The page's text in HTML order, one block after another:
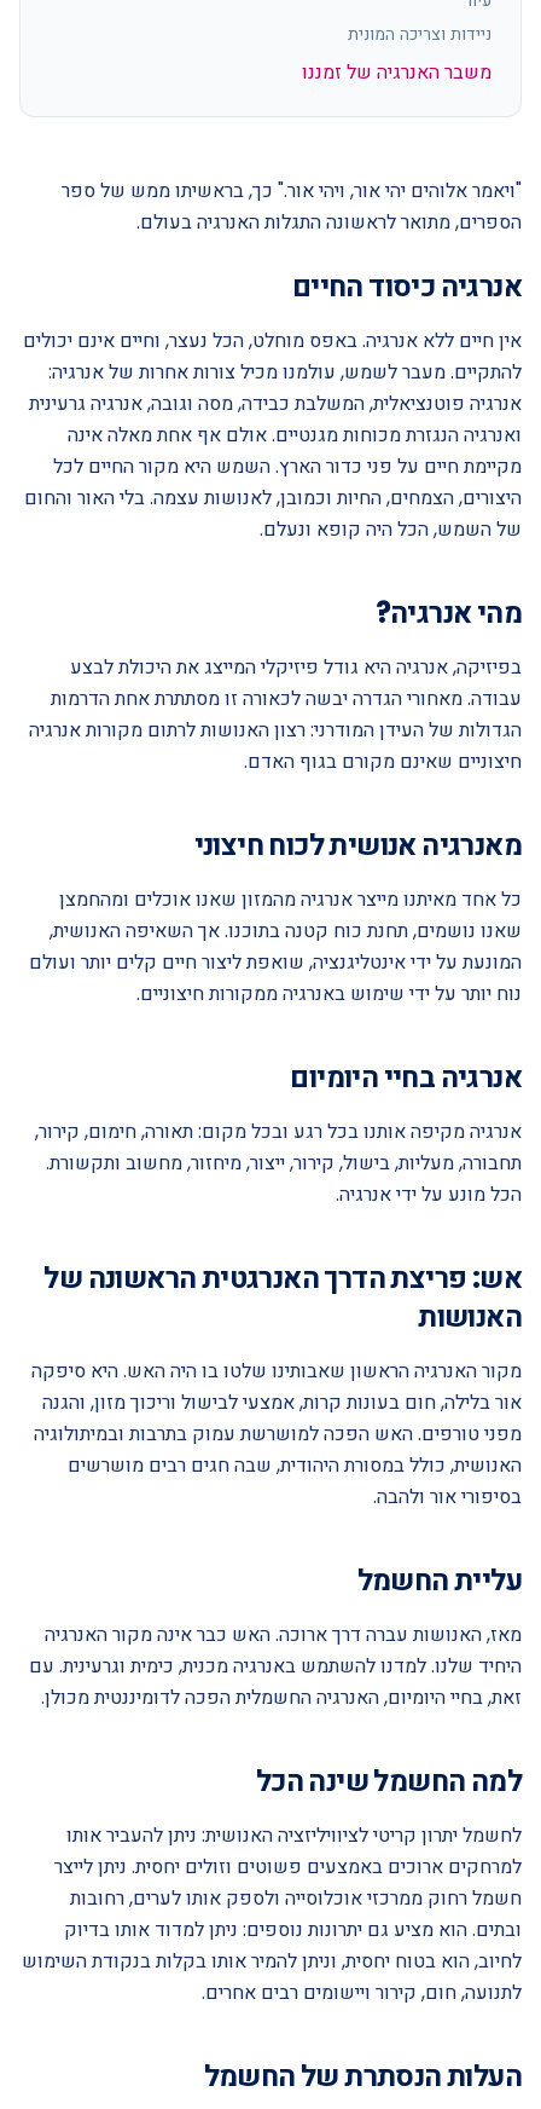
ניידות וצריכה המונית
משבר האנרגיה של זמננו
"ויאמר אלוהים יהי אור, ויהי אור." כך, בראשיתו ממש של ספר
הספרים, מתואר לראשונה התגלות האנרגיה בעולם.
אנרגיה כיסוד החיים
אין חיים ללא אנרגיה. באפס מוחלט, הכל נעצר, וחיים אינם יכולים
להתקיים. מעבר לשמש, עולמנו מכיל צורות אחרות של אנרגיה:
אנרגיה פוטנציאלית, המשלבת כבידה, מסה וגובה, אנרגיה גרעינית
ואנרגיה הנגזרת מכוחות מגנטיים. אולם אף אחת מאלה אינה
מקיימת חיים על פני כדור הארץ. השמש היא מקור החיים לכל
היצורים, הצמחים, החיות וכמובן, לאנושות עצמה. בלי האור והחום
של השמש, הכל היה קופא ונעלם.
מהי אנרגיה?
בפיזיקה, אנרגיה היא גודל פיזיקלי המייצג את היכולת לבצע
עבודה. מאחורי הגדרה יבשה לכאורה זו מסתתרת אחת הדרמות
הגדולות של העידן המודרני: רצון האנושות לרתום מקורות אנרגיה
חיצוניים שאינם מקורם בגוף האדם.
מאנרגיה אנושית לכוח חיצוני
כל אחד מאיתנו מייצר אנרגיה מהמזון שאנו אוכלים ומהחמצן
שאנו נושמים, תחנת כוח קטנה בתוכנו. אך השאיפה האנושית,
המונעת על ידי אינטליגנציה, שואפת ליצור חיים קלים יותר ועולם
נוח יותר על ידי שימוש באנרגיה ממקורות חיצוניים.
אנרגיה בחיי היומיום
אנרגיה מקיפה אותנו בכל רגע ובכל מקום: תאורה, חימום, קירור,
תחבורה, מעליות, בישול, קירור, ייצור, מיחזור, מחשוב ותקשורת.
הכל מונע על ידי אנרגיה.
אש: פריצת הדרך האנרגטית הראשונה של
האנושות
מקור האנרגיה הראשון שאבותינו שלטו בו היה האש. היא סיפקה
אור בלילה, חום בעונות קרות, אמצעי לבישול וריכוך מזון, והגנה
מפני טורפים. האש הפכה למושרשת עמוק בתרבות ובמיתולוגיה
האנושית, כולל במסורת היהודית, שבה חגים רבים מושרשים
בסיפורי אור ולהבה.
עליית החשמל
מאז, האנושות עברה דרך ארוכה. האש כבר אינה מקור האנרגיה
היחיד שלנו. למדנו להשתמש באנרגיה מכנית, כימית וגרעינית. עם
זאת, בחיי היומיום, האנרגיה החשמלית הפכה לדומיננטית מכולן.
למה החשמל שינה הכל
לחשמל יתרון קריטי לציוויליזציה האנושית: ניתן להעביר אותו
למרחקים ארוכים באמצעים פשוטים וזולים יחסית. ניתן לייצר
חשמל רחוק ממרכזי אוכלוסייה ולספק אותו לערים, רחובות
ובתים. הוא מציע גם יתרונות נוספים: ניתן למדוד אותו בדיוק
לחיוב, הוא בטוח יחסית, וניתן להמיר אותו בקלות בנקודת השימוש
לתנועה, חום, קירור ויישומים רבים אחרים.
העלות הנסתרת של החשמל